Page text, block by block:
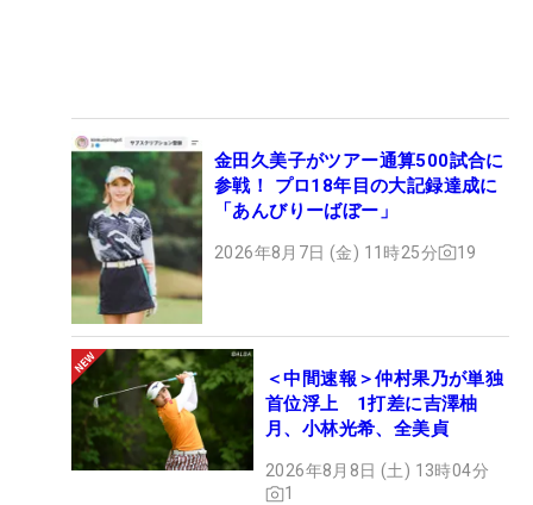
金田久美子がツアー通算500試合に
参戦！ プロ18年目の大記録達成に
「あんびりーばぼー」
2026年8月7日 (金) 11時25分 19
＜中間速報＞仲村果乃が単独
首位浮上 1打差に吉澤柚
月、小林光希、全美貞
2026年8月8日 (土) 13時04分
1